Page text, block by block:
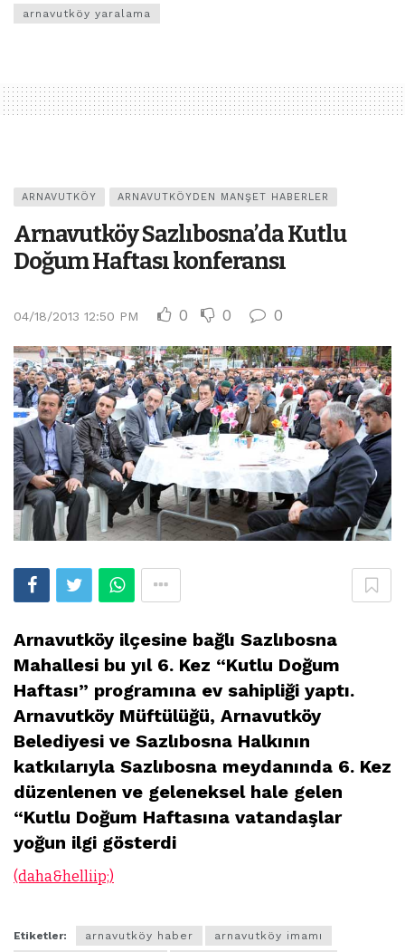
arnavutköy yaralama
ARNAVUTKÖY ARNAVUTKÖYDEN MANŞET HABERLER
Arnavutköy Sazlıbosna’da Kutlu
Doğum Haftası konferansı
04/18/2013 12:50 PM 0 0 0
Arnavutköy ilçesine bağlı Sazlıbosna
Mahallesi bu yıl 6. Kez “Kutlu Doğum
Haftası” programına ev sahipliği yaptı.
Arnavutköy Müftülüğü, Arnavutköy
Belediyesi ve Sazlıbosna Halkının
katkılarıyla Sazlıbosna meydanında 6. Kez
düzenlenen ve geleneksel hale gelen
“Kutlu Doğum Haftasına vatandaşlar
yoğun ilgi gösterdi
(daha&helliip;)
Etiketler: arnavutköy haber arnavutköy imamı